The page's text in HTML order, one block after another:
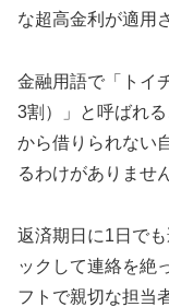
な超高金利が適用
金融用語で「トイ
3割）」と呼ばれ
から借りられない
るわけがありませ
返済期日に1日で
ックして連絡を絶
フトで親切な担当